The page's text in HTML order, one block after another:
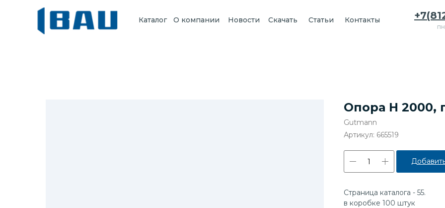
Каталог О компании Новости Статьи Контакты
Скачать
Опора H 2000,
Gutmann
Артикул: 665519
Страница каталога - 55.
в коробке 100 штук